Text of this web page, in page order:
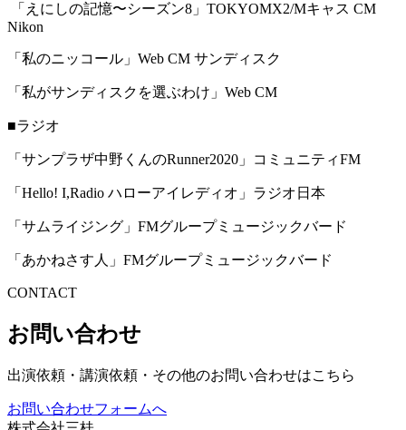
「えにしの記憶〜シーズン8」TOKYOMX2/Mキャス CM
Nikon
「私のニッコール」Web CM サンディスク
「私がサンディスクを選ぶわけ」Web CM
■ラジオ
「サンプラザ中野くんのRunner2020」コミュニティFM
「Hello! I,Radio ハローアイレディオ」ラジオ日本
「サムライジング」FMグループミュージックバード
「あかねさす人」FMグループミュージックバード
CONTACT
お問い合わせ
出演依頼・講演依頼・その他のお問い合わせはこちら
お問い合わせフォームへ